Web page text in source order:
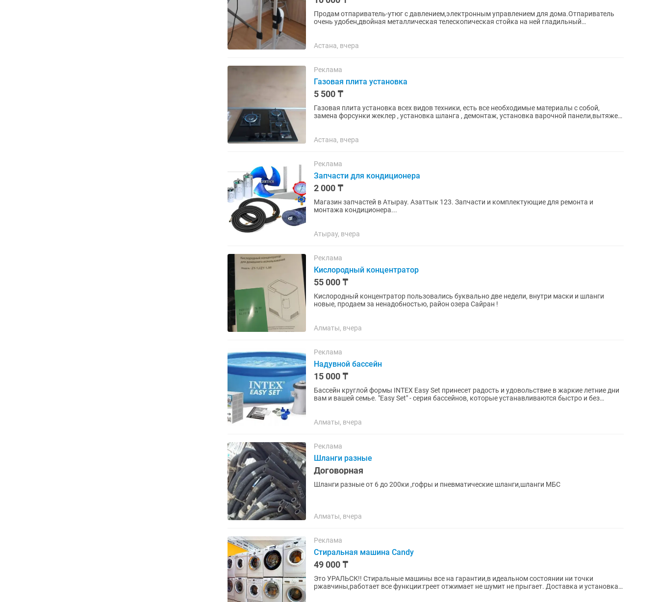
Продам отпариватель-утюг с давлением,электронным управлением для дома.Отпариватель
очень удобен,двойная металлическая телескопическая стойка на ней гладильный
Астана, вчера
Реклама
Газовая плита установка
5 500 ₸
Газовая плита установка всех видов техники, есть все необходимые материалы с собой,
замена форсунки жеклер , установка шланга , демонтаж, установка варочной панели,вытяжек,
Астана, вчера
Реклама
Запчасти для кондиционера
2 000 ₸
Магазин запчастей в Атырау. Азаттык 123. Запчасти и комплектующие для ремонта и
монтажа кондиционера...
Атырау, вчера
Реклама
Кислородный концентратор
55 000 ₸
Кислородный концентратор пользовались буквально две недели, внутри маски и шланги
новые, продаем за ненадобностью, район озера Сайран !
Алматы, вчера
Реклама
Надувной бассейн
15 000 ₸
Бассейн круглой формы INTEX Easy Set принесет радость и удовольствие в жаркие летние дни
вам и вашей семье. "Easy Set" - серия бассейнов, которые устанавливаются быстро и без
Алматы, вчера
Реклама
Шланги разные
Договорная
Шланги разные от 6 до 200ки ,гофры и пневматические шланги,шланги МБС
Алматы, вчера
Реклама
Стиральная машина Candy
49 000 ₸
Это УРАЛЬСК!! Стиральные машины все на гарантии,в идеальном состоянии ни точки
ржавчины,работает все функции:греет отжимает не шумит не прыгает. Доставка и установка